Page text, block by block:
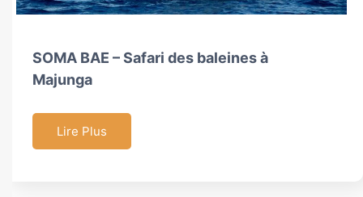
SOMA BAE – Safari des baleines à
Majunga
Lire Plus